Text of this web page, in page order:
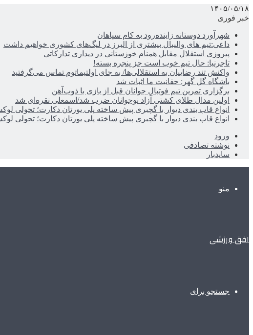
۱۴۰۵/۰۵/۱۸
خبر فوری
شهرآورد دوستانه زاینده‌رود به کام سپاهان
داعی:تیم های والیبال بیشتری از البرز در لیگ‌های کشوری خواهیم داشت
پیروزی استقلال مقابل همنام خوزستانی در دیداری تدارکاتی
تاجرنیا: حال تیم خوب است جز پنجره بسته!
واکنش تند رضاییان به استقلالی‌ها/ به جای اولتیماتوم تماس می‌گرفتید
باشگاه گل گهر: حقانیت ما اثبات شد
برگزاری تمرین تیم فوتبال جوانان قبل از بازی با ذوب‌آهن
اولین مدال طلای کشتی آزاد نوجوانان ضرب شد/اسمعلی نقره‌ای شد
انواع قاب بندی دیوار با گچبری پیش ساخته پلی یورتان دکارت؛ تحولی
انواع قاب بندی دیوار با گچبری پیش ساخته پلی یورتان دکارت؛ تحولی
ورود
نوشته تصادفی
سایدبار
منو
افق ورزشی
جستجو برای